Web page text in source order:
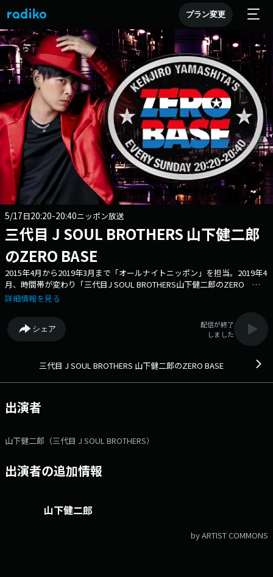
プラン変更
5/17日20:20-20:40ニッポン放送
三代目 J SOUL BROTHERS 山下健二郎
のZERO BASE
2015年4月から2019年3月まで「オールナイトニッポン」を担当。2019年4
月、時間帯が変わり「三代目J SOUL BROTHERS山下健二郎のZERO
BASE」として番組スタート。 三代目としての活動についてはもちろ
も様々なジャンルのゲストを番組にお招きしてお話を伺うことも。メール
アドレス： yk@allnightnippon.com 番組ホームページはこちら
twitterハッシュタグは「#ken_zb」twitterアカウントは「@3jsbykzb」
詳細情報を見る
シェア
配信が終了
しました
三代目 J SOUL BROTHERS 山下健二郎のZERO BASE
出演者
山下健二郎（三代目 J SOUL BROTHERS）
出演者の追加情報
山下健二郎
by ARTIST COMMONS